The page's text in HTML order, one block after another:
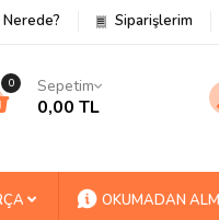
Siparişlerim
0 Sepetim
0,00 TL
OKUMADAN